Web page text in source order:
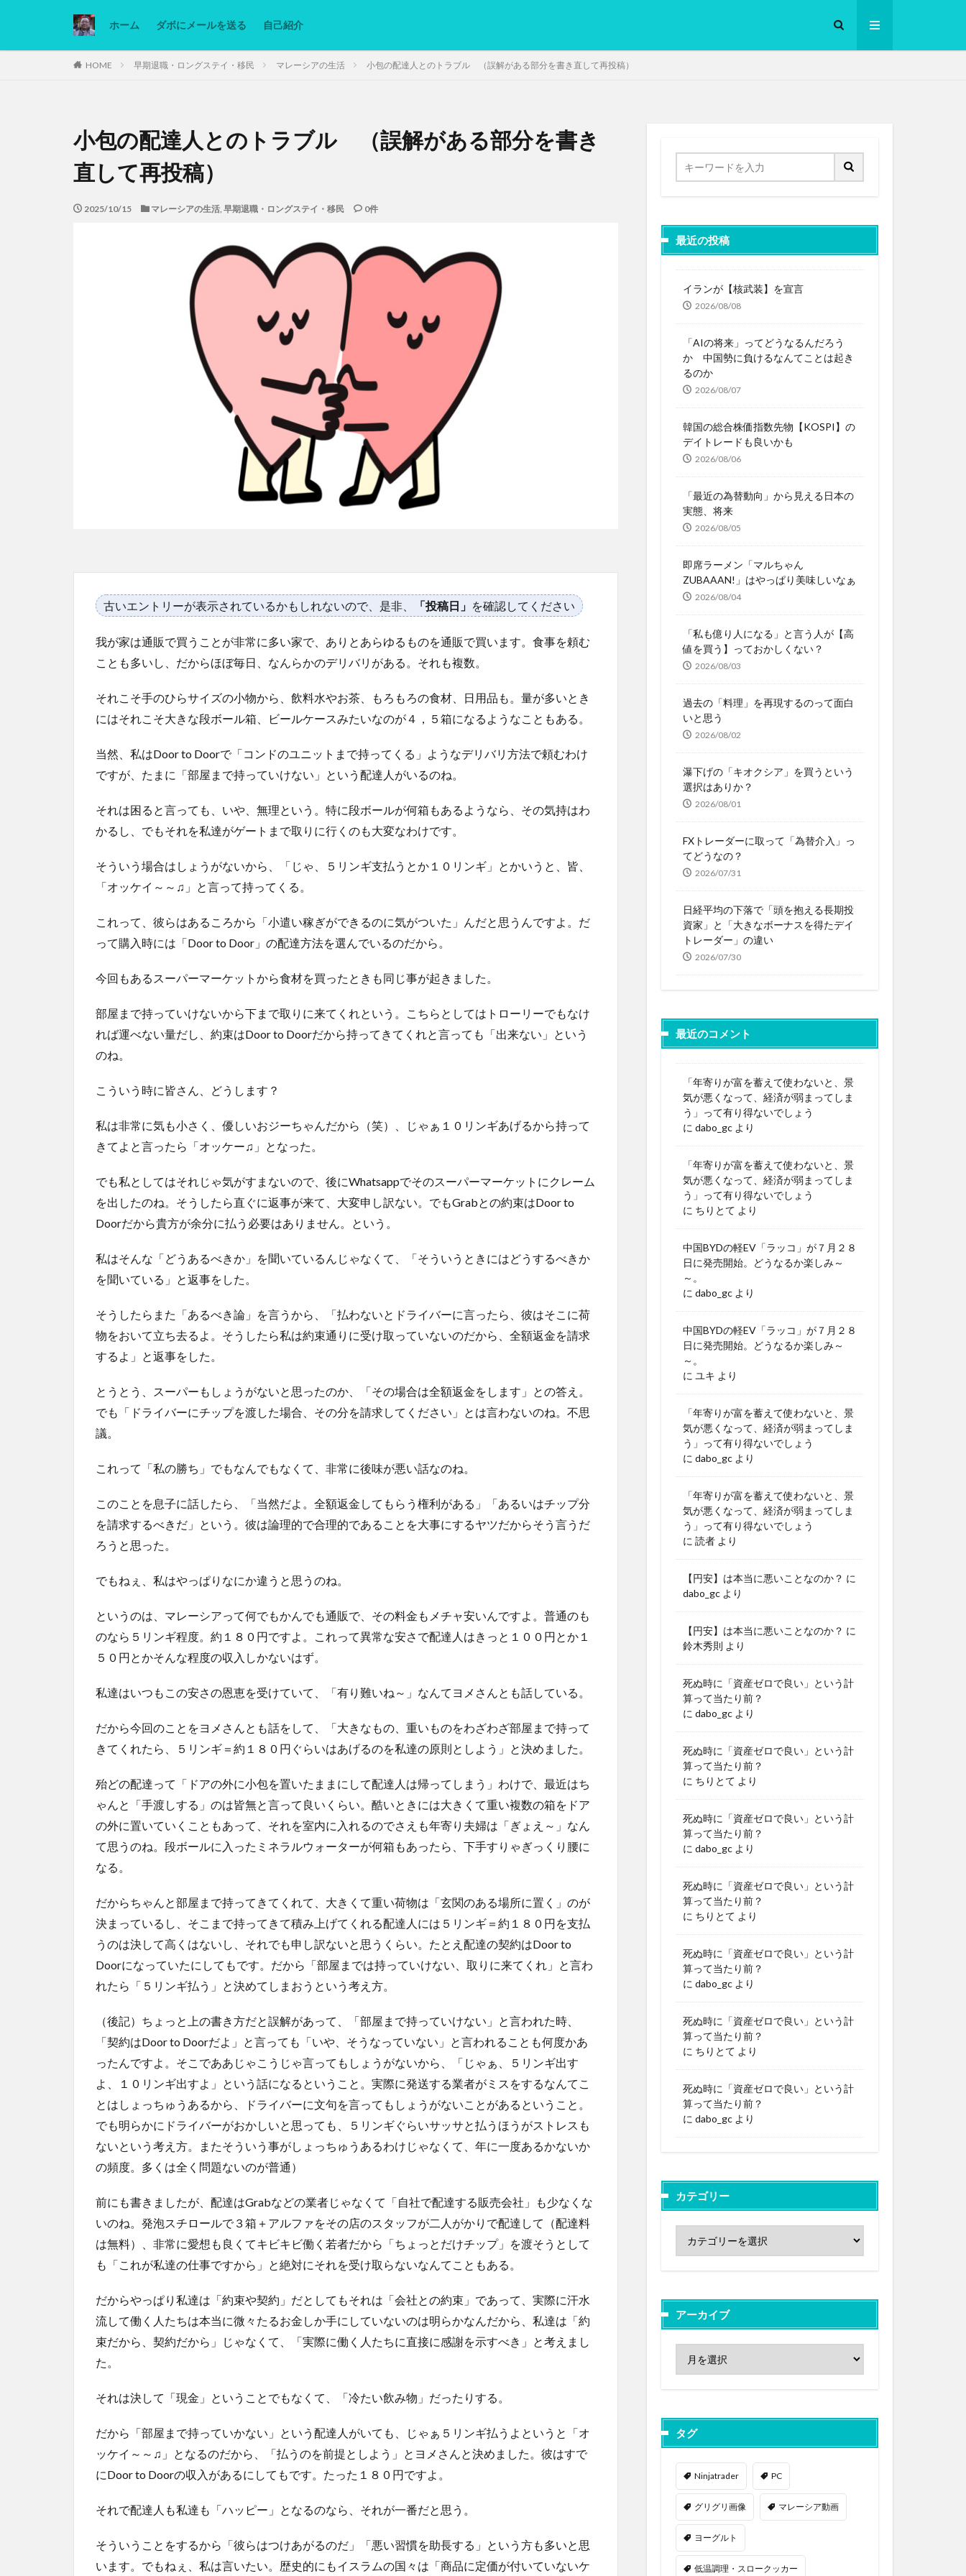
ホーム ダボにメールを送る 自己紹介
HOME 早期退職・ロングステイ・移民 マレーシアの生活 小包の配達人とのトラブル （誤解がある部分を書き直して再投稿）
小包の配達人とのトラブル （誤解がある部分を書き
直して再投稿）
2025/10/15 マレーシアの生活, 早期退職・ロングステイ・移民 0件
古いエントリーが表示されているかもしれないので、是非、 「投稿日」 を確認してください
我が家は通販で買うことが非常に多い家で、ありとあらゆるものを通販で買います。食事を頼む
ことも多いし、だからほぼ毎日、なんらかのデリバリがある。それも複数。
それこそ手のひらサイズの小物から、飲料水やお茶、もろもろの食材、日用品も。量が多いとき
にはそれこそ大きな段ボール箱、ビールケースみたいなのが４，５箱になるようなこともある。
当然、私はDoor to Doorで「コンドのユニットまで持ってくる」ようなデリバリ方法で頼むわけ
ですが、たまに「部屋まで持っていけない」という配達人がいるのね。
それは困ると言っても、いや、無理という。特に段ボールが何箱もあるようなら、その気持はわ
かるし、でもそれを私達がゲートまで取りに行くのも大変なわけです。
そういう場合はしょうがないから、「じゃ、５リンギ支払うとか１０リンギ」とかいうと、皆、
「オッケイ～～♫」と言って持ってくる。
これって、彼らはあるころから「小遣い稼ぎができるのに気がついた」んだと思うんですよ。だ
って購入時には「Door to Door」の配達方法を選んでいるのだから。
今回もあるスーパーマーケットから食材を買ったときも同じ事が起きました。
部屋まで持っていけないから下まで取りに来てくれという。こちらとしてはトローリーでもなけ
れば運べない量だし、約束はDoor to Doorだから持ってきてくれと言っても「出来ない」という
のね。
こういう時に皆さん、どうします？
私は非常に気も小さく、優しいおジーちゃんだから（笑）、じゃぁ１０リンギあげるから持って
きてよと言ったら「オッケー♫」となった。
でも私としてはそれじゃ気がすまないので、後にWhatsappでそのスーパーマーケットにクレーム
を出したのね。そうしたら直ぐに返事が来て、大変申し訳ない。でもGrabとの約束はDoor to
Doorだから貴方が余分に払う必要はありません。という。
私はそんな「どうあるべきか」を聞いているんじゃなくて、「そういうときにはどうするべきか
を聞いている」と返事をした。
そうしたらまた「あるべき論」を言うから、「払わないとドライバーに言ったら、彼はそこに荷
物をおいて立ち去るよ。そうしたら私は約束通りに受け取っていないのだから、全額返金を請求
するよ」と返事をした。
とうとう、スーパーもしょうがないと思ったのか、「その場合は全額返金をします」との答え。
でも「ドライバーにチップを渡した場合、その分を請求してください」とは言わないのね。不思
議。
これって「私の勝ち」でもなんでもなくて、非常に後味が悪い話なのね。
このことを息子に話したら、「当然だよ。全額返金してもらう権利がある」「あるいはチップ分
を請求するべきだ」という。彼は論理的で合理的であることを大事にするヤツだからそう言うだ
ろうと思った。
でもねぇ、私はやっぱりなにか違うと思うのね。
というのは、マレーシアって何でもかんでも通販で、その料金もメチャ安いんですよ。普通のも
のなら５リンギ程度。約１８０円ですよ。これって異常な安さで配達人はきっと１００円とか１
５０円とかそんな程度の収入しかないはず。
私達はいつもこの安さの恩恵を受けていて、「有り難いね～」なんてヨメさんとも話している。
だから今回のことをヨメさんとも話をして、「大きなもの、重いものをわざわざ部屋まで持って
きてくれたら、５リンギ＝約１８０円ぐらいはあげるのを私達の原則としよう」と決めました。
殆どの配達って「ドアの外に小包を置いたままにして配達人は帰ってしまう」わけで、最近はち
ゃんと「手渡しする」のは皆無と言って良いくらい。酷いときには大きくて重い複数の箱をドア
の外に置いていくこともあって、それを室内に入れるのでさえも年寄り夫婦は「ぎょえ～」なん
て思うのね。段ボールに入ったミネラルウォーターが何箱もあったら、下手すりゃぎっくり腰に
なる。
だからちゃんと部屋まで持ってきてくれて、大きくて重い荷物は「玄関のある場所に置く」のが
決まっているし、そこまで持ってきて積み上げてくれる配達人には５リンギ＝約１８０円を支払
うのは決して高くはないし、それでも申し訳ないと思うくらい。たとえ配達の契約はDoor to
Doorになっていたにしてもです。だから「部屋までは持っていけない、取りに来てくれ」と言わ
れたら「５リンギ払う」と決めてしまおうという考え方。
（後記）ちょっと上の書き方だと誤解があって、「部屋まで持っていけない」と言われた時、
「契約はDoor to Doorだよ」と言っても「いや、そうなっていない」と言われることも何度かあ
ったんですよ。そこでああじゃこうじゃ言ってもしょうがないから、「じゃぁ、５リンギ出す
よ、１０リンギ出すよ」という話になるということ。実際に発送する業者がミスをするなんてこ
とはしょっちゅうあるから、ドライバーに文句を言ってもしょうがないことがあるということ。
でも明らかにドライバーがおかしいと思っても、５リンギぐらいサッサと払うほうがストレスも
ないという考え方。またそういう事がしょっちゅうあるわけじゃなくて、年に一度あるかないか
の頻度。多くは全く問題ないのが普通）
前にも書きましたが、配達はGrabなどの業者じゃなくて「自社で配達する販売会社」も少なくな
いのね。発泡スチロールで３箱＋アルファをその店のスタッフが二人がかりで配達して（配達料
は無料）、非常に愛想も良くてキビキビ働く若者だから「ちょっとだけチップ」を渡そうとして
も「これが私達の仕事ですから」と絶対にそれを受け取らないなんてこともある。
だからやっぱり私達は「約束や契約」だとしてもそれは「会社との約束」であって、実際に汗水
流して働く人たちは本当に微々たるお金しか手にしていないのは明らかなんだから、私達は「約
束だから、契約だから」じゃなくて、「実際に働く人たちに直接に感謝を示すべき」と考えまし
た。
それは決して「現金」ということでもなくて、「冷たい飲み物」だったりする。
だから「部屋まで持っていかない」という配達人がいても、じゃぁ５リンギ払うよというと「オ
ッケイ～～♫」となるのだから、「払うのを前提としよう」とヨメさんと決めました。彼はすで
にDoor to Doorの収入があるにしてもです。たった１８０円ですよ。
それで配達人も私達も「ハッピー」となるのなら、それが一番だと思う。
そういうことをするから「彼らはつけあがるのだ」「悪い習慣を助長する」という方も多いと思
います。でもねぇ、私は言いたい。歴史的にもイスラムの国々は「商品に定価が付いていないケ
最近の投稿
イランが【核武装】を宣言
2026/08/08
「AIの将来」ってどうなるんだろう
か 中国勢に負けるなんてことは起き
るのか
2026/08/07
韓国の総合株価指数先物【KOSPI】の
デイトレードも良いかも
2026/08/06
「最近の為替動向」から見える日本の
実態、将来
2026/08/05
即席ラーメン「マルちゃん
ZUBAAAN!」はやっぱり美味しいなぁ
2026/08/04
「私も億り人になる」と言う人が【高
値を買う】っておかしくない？
2026/08/03
過去の「料理」を再現するのって面白
いと思う
2026/08/02
瀑下げの「キオクシア」を買うという
選択はありか？
2026/08/01
FXトレーダーに取って「為替介入」っ
てどうなの？
2026/07/31
日経平均の下落で「頭を抱える長期投
資家」と「大きなボーナスを得たデイ
トレーダー」の違い
2026/07/30
最近のコメント
「年寄りが富を蓄えて使わないと、景
気が悪くなって、経済が弱まってしま
う」って有り得ないでしょう
に dabo_gc より
「年寄りが富を蓄えて使わないと、景
気が悪くなって、経済が弱まってしま
う」って有り得ないでしょう
に ちりとて より
中国BYDの軽EV「ラッコ」が７月２８
日に発売開始。どうなるか楽しみ～
～。
に dabo_gc より
中国BYDの軽EV「ラッコ」が７月２８
日に発売開始。どうなるか楽しみ～
～。
に ユキ より
「年寄りが富を蓄えて使わないと、景
気が悪くなって、経済が弱まってしま
う」って有り得ないでしょう
に dabo_gc より
「年寄りが富を蓄えて使わないと、景
気が悪くなって、経済が弱まってしま
う」って有り得ないでしょう
に 読者 より
【円安】は本当に悪いことなのか？ に
dabo_gc より
【円安】は本当に悪いことなのか？ に
鈴木秀則 より
死ぬ時に「資産ゼロで良い」という計
算って当たり前？
に dabo_gc より
死ぬ時に「資産ゼロで良い」という計
算って当たり前？
に ちりとて より
死ぬ時に「資産ゼロで良い」という計
算って当たり前？
に dabo_gc より
死ぬ時に「資産ゼロで良い」という計
算って当たり前？
に ちりとて より
死ぬ時に「資産ゼロで良い」という計
算って当たり前？
に dabo_gc より
死ぬ時に「資産ゼロで良い」という計
算って当たり前？
に ちりとて より
死ぬ時に「資産ゼロで良い」という計
算って当たり前？
に dabo_gc より
カテゴリー
アーカイブ
タグ
Ninjatrader PC
グリグリ画像 マレーシア動画
ヨーグルト
低温調理・スロークッカー
カテゴリー
Ninjatrader PC グリグリ画像 マレーシア動画 ヨーグルト
低温調理・スロークッカー